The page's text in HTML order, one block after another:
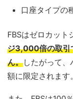
口座タイプの
FBSはゼロカット
ジ3,000倍の取引
ん。したがって
額に限定されます。